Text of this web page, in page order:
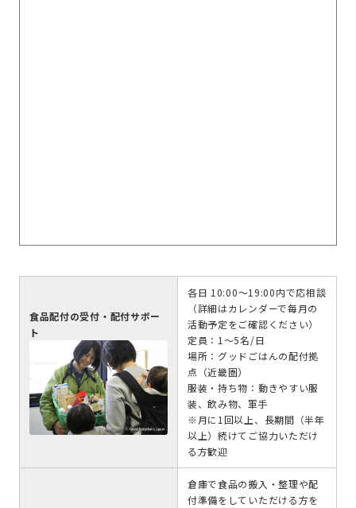
食品配付の受付・配付サポー
ト
各日 10:00～19:00内で応相談
（詳細はカレンダーで毎月の
活動予定をご確認ください）
定員：1～5名/日
場所：グッドごはんの配付拠
点（近畿圏）
服装・持ち物：動きやすい服
装、飲み物、軍手
※月に1回以上、長期間（半年
以上）続けてご協力いただけ
る方歓迎
倉庫で食品の搬入・整理や配
付準備をしていただける方を